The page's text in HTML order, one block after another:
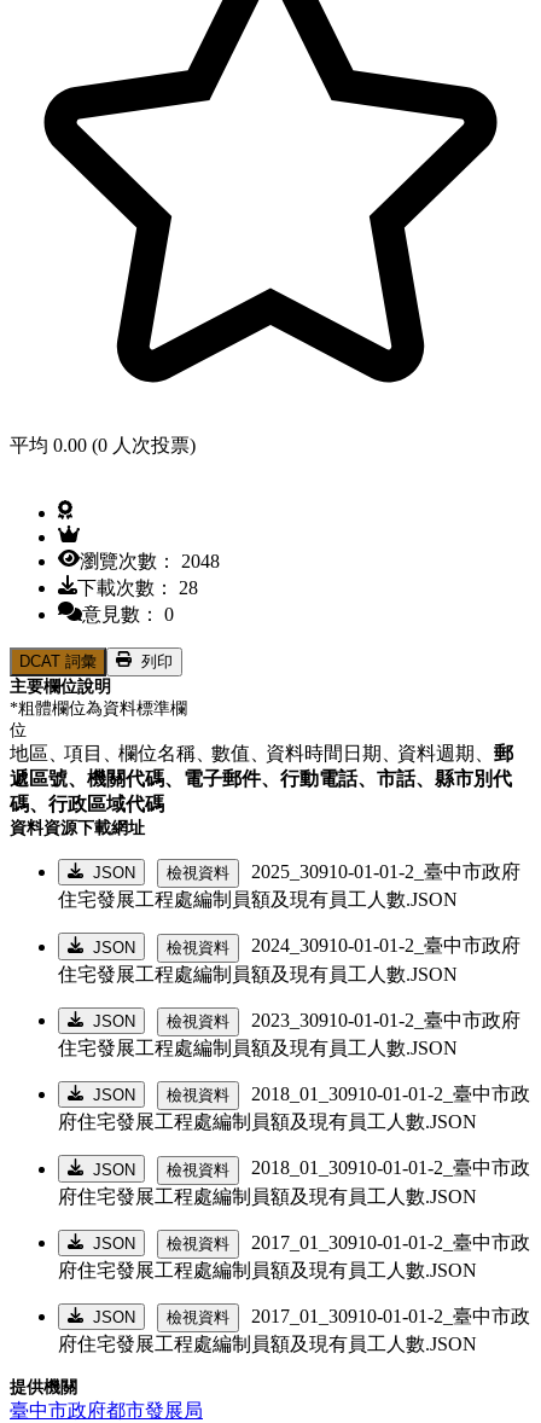
平均 0.00 (0 人次投票)
瀏覽次數： 2048
下載次數： 28
意見數： 0
DCAT 詞彙
列印
主要欄位說明
*粗體欄位為資料標準欄
位
地區、項目、欄位名稱、數值、資料時間日期、資料週期、 郵
遞區號、 機關代碼、 電子郵件、 行動電話、 市話、 縣市別代
碼、 行政區域代碼
資料資源下載網址
JSON 檢視資料
2025_30910-01-01-2_臺中市政府
住宅發展工程處編制員額及現有員工人數.JSON
JSON 檢視資料
2024_30910-01-01-2_臺中市政府
住宅發展工程處編制員額及現有員工人數.JSON
JSON 檢視資料
2023_30910-01-01-2_臺中市政府
住宅發展工程處編制員額及現有員工人數.JSON
JSON 檢視資料
2018_01_30910-01-01-2_臺中市政
府住宅發展工程處編制員額及現有員工人數.JSON
JSON 檢視資料
2018_01_30910-01-01-2_臺中市政
府住宅發展工程處編制員額及現有員工人數.JSON
JSON 檢視資料
2017_01_30910-01-01-2_臺中市政
府住宅發展工程處編制員額及現有員工人數.JSON
JSON 檢視資料
2017_01_30910-01-01-2_臺中市政
府住宅發展工程處編制員額及現有員工人數.JSON
提供機關
臺中市政府都市發展局